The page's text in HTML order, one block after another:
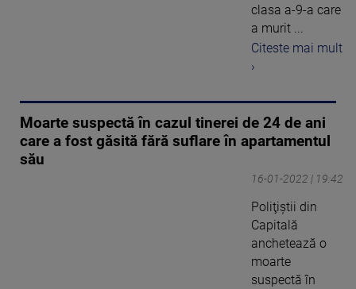
clasa a-9-a care
a murit ...
Citeste mai mult
›
Moarte suspectă în cazul tinerei de 24 de ani
care a fost găsită fără suflare în apartamentul
său
16-01-2022 | 19:42
Poliţiştii din
Capitală
anchetează o
moarte
suspectă în